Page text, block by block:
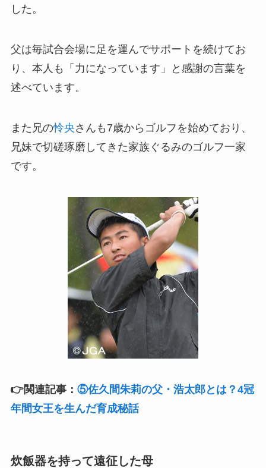
した。
父は毎試合会場に足を運んでサポートを続けてお
り、本人も「力になっています」と感謝の言葉を
述べています。
また兄の怜央さんも7歳からゴルフを始めており、
兄妹で切磋琢磨してきた家族ぐるみのゴルフ一家
です。
👉関連記事： ⑤佐久間朱莉の父・浩太郎とは？4冠
年間女王を生んだ育成秘話
炊飯器を持って遠征した母